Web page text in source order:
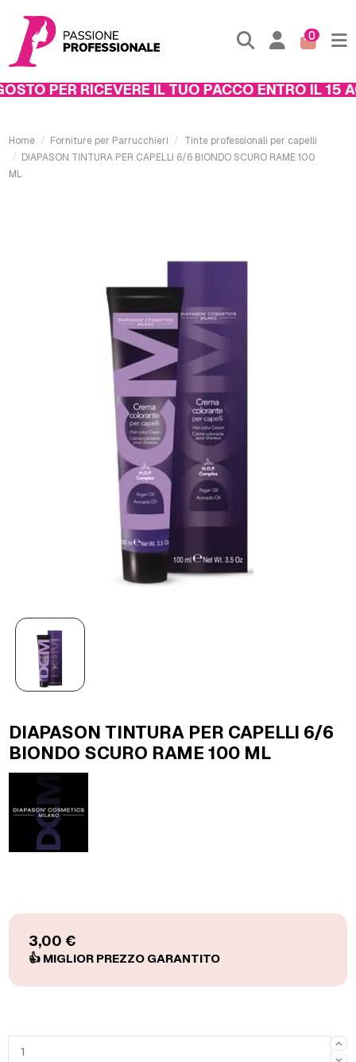
0
PER RICEVERE IL TUO PACCO ENTRO IL 15
Home Forniture per Parrucchieri
Tinte professionali per capelli
DIAPASON TINTURA PER CAPELLI 6/6 BIONDO SCURO RAME 100
ML
DIAPASON TINTURA PER CAPELLI 6/6
BIONDO SCURO RAME 100 ML
3,00 €